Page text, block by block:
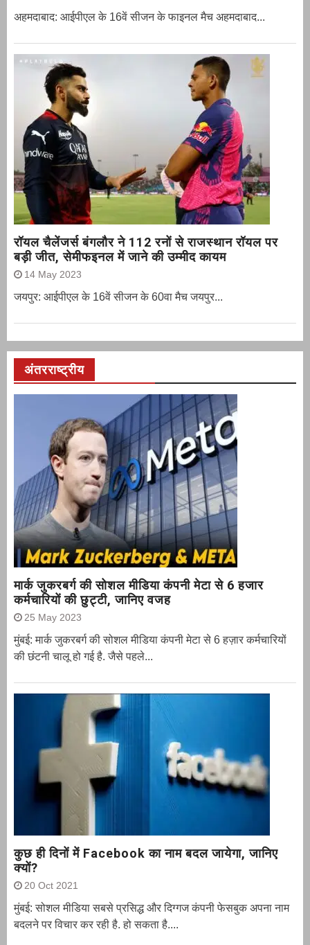
अहमदाबाद: आईपीएल के 16वें सीजन के फाइनल मैच अहमदाबाद...
रॉयल चैलेंजर्स बंगलौर ने 112 रनों से राजस्थान रॉयल पर
बड़ी जीत, सेमीफइनल में जाने की उम्मीद कायम
14 May 2023
जयपुर: आईपीएल के 16वें सीजन के 60वा मैच जयपुर...
अंतरराष्ट्रीय
मार्क जुकरबर्ग की सोशल मीडिया कंपनी मेटा से 6 हजार
कर्मचारियों की छुट्टी, जानिए वजह
25 May 2023
मुंबई: मार्क जुकरबर्ग की सोशल मीडिया कंपनी मेटा से 6 हज़ार कर्मचारियों
की छंटनी चालू हो गई है. जैसे पहले...
कुछ ही दिनों में Facebook का नाम बदल जायेगा, जानिए
क्यों?
20 Oct 2021
मुंबई: सोशल मीडिया सबसे प्रसिद्ध और दिग्गज कंपनी फेसबुक अपना नाम
बदलने पर विचार कर रही है. हो सकता है....